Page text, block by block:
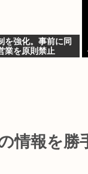
を強化。事前に同
業を原則禁止
情報を